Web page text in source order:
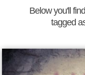
Below you'll
tagged